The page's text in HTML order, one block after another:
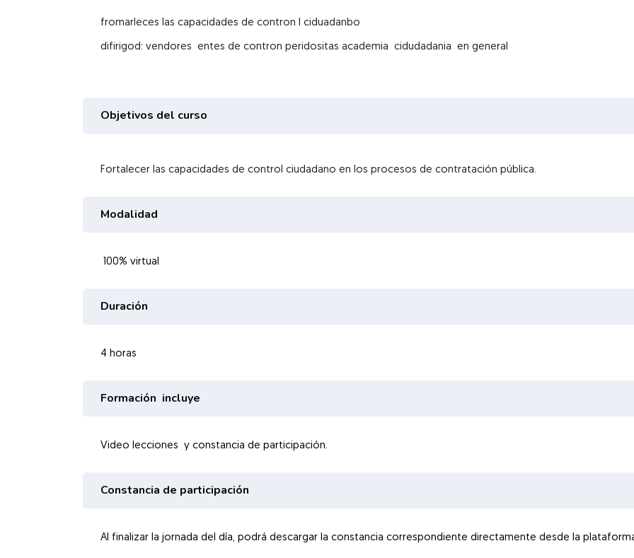
fromarleces las capacidades de contron l ciduadanbo
difirigod: vendores entes de contron peridositas academia cidudadania en general
Objetivos del curso
Fortalecer las capacidades de control ciudadano en los procesos de contratación pública.
Modalidad
Duración
4 horas
Formación incluye
Video lecciones y constancia de participación.
Constancia de participación
Al finalizar la jornada del día, podrá descargar la constancia correspondiente directamente desde la